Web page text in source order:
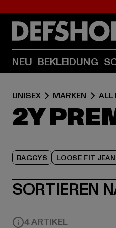
NEU BEKLEIDUNG
UNISEX MARKEN ALL
2Y
BAGGYS LOOSE FIT
SORTIEREN
4 ARTIKEL